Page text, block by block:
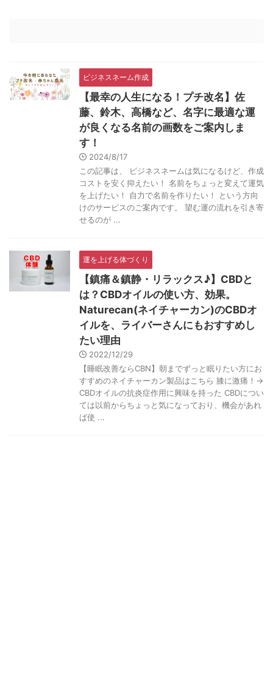
ビジネスネーム作成
【最幸の人生になる！プチ改名】佐
藤、鈴木、高橋など、名字に最適な運
が良くなる名前の画数をご案内しま
す！
2024/8/17
この記事は、 ビジネスネームは気になるけど、作成
コストを安く抑えたい！ 名前をちょっと変えて運気
を上げたい！ 自力で名前を作りたい！ という方向
けのサービスのご案内です。 望む運の流れを引き寄
せるのが ...
運を上げる体づくり
【鎮痛＆鎮静・リラックス♪】CBDと
は？CBDオイルの使い方、効果。
Naturecan(ネイチャーカン)のCBDオ
イルを、ライバーさんにもおすすめし
たい理由
2022/12/29
【睡眠改善ならCBN】朝までずっと眠りたい方にお
すすめのネイチャーカン製品はこちら 膝に激痛！→
CBDオイルの抗炎症作用に興味を持った CBDについ
ては以前からちょっと気になっており、機会があれ
ば使 ...